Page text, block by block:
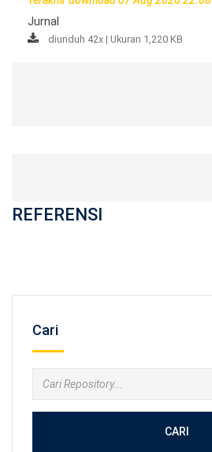
Jurnal
diunduh 42x | Ukuran 1,220 KB
REFERENSI
Cari
CARI